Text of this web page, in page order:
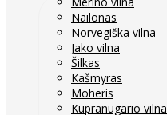
Nailonas
Norvegiška vilna
Jako vilna
Šilkas
Kašmyras
Moheris
Kupranugario vilna